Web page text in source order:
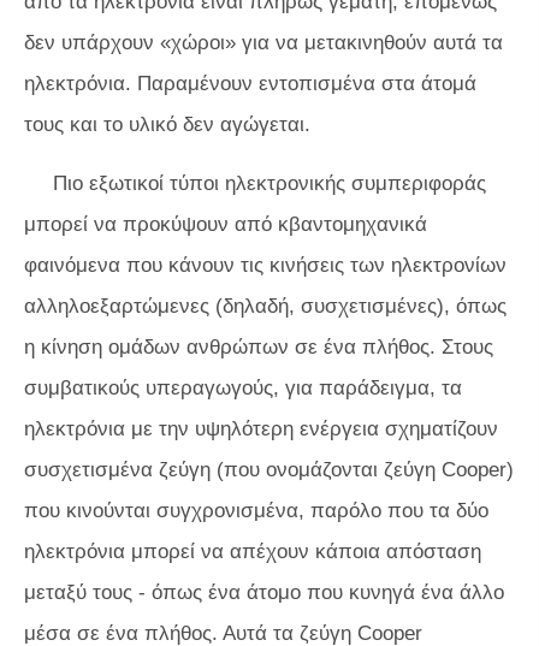
δεν υπάρχουν «χώροι» για να μετακινηθούν αυτά τα
ηλεκτρόνια. Παραμένουν εντοπισμένα στα άτομά
τους και το υλικό δεν αγώγεται.
Πιο εξωτικοί τύποι ηλεκτρονικής συμπεριφοράς
μπορεί να προκύψουν από κβαντομηχανικά
φαινόμενα που κάνουν τις κινήσεις των ηλεκτρονίων
αλληλοεξαρτώμενες (δηλαδή, συσχετισμένες), όπως
η κίνηση ομάδων ανθρώπων σε ένα πλήθος. Στους
συμβατικούς υπεραγωγούς, για παράδειγμα, τα
ηλεκτρόνια με την υψηλότερη ενέργεια σχηματίζουν
συσχετισμένα ζεύγη (που ονομάζονται ζεύγη Cooper)
που κινούνται συγχρονισμένα, παρόλο που τα δύο
ηλεκτρόνια μπορεί να απέχουν κάποια απόσταση
μεταξύ τους - όπως ένα άτομο που κυνηγά ένα άλλο
μέσα σε ένα πλήθος. Αυτά τα ζεύγη Cooper